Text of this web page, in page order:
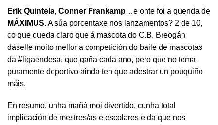
Erik Quintela, Conner Frankamp…e onte foi a quenda de
MÁXIMUS. A súa porcentaxe nos lanzamentos? 2 de 10,
co que queda claro que á mascota do C.B. Breogán
dáselle moito mellor a competición do baile de mascotas
da #ligaendesa, que gaña cada ano, pero que no tema
puramente deportivo ainda ten que adestrar un pouquiño
máis.
En resumo, unha mañá moi divertido, cunha total
implicación de mestres/as e escolares e da que nos